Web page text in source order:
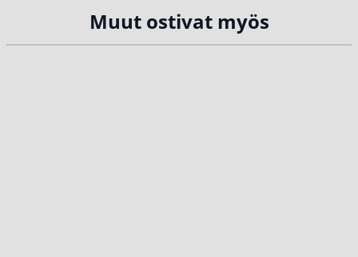
Muut ostivat myös